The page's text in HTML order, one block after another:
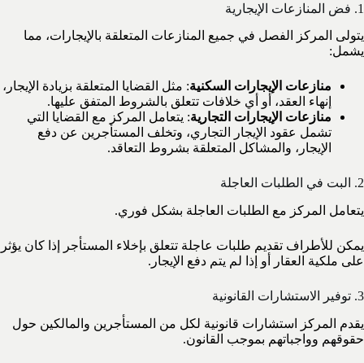
1. فض المنازعات الإيجارية
يتولى المركز الفصل في جميع المنازعات المتعلقة بالإيجارات، مما
يشمل:
منازعات الإيجارات السكنية: مثل القضايا المتعلقة بزيادة الإيجار،
إنهاء العقد، أو أي خلافات تتعلق بالشروط المتفق عليها.
منازعات الإيجارات التجارية: يتعامل المركز مع القضايا التي
تشمل عقود الإيجار التجاري، وتخلف المستأجرين عن دفع
الإيجار، والمشاكل المتعلقة بشروط التعاقد.
2. البت في الطلبات العاجلة
يتعامل المركز مع الطلبات العاجلة بشكل فوري.
يمكن للأطراف تقديم طلبات عاجلة تتعلق بإخلاء المستأجر إذا كان يؤثر
على ملكية العقار أو إذا لم يتم دفع الإيجار.
3. توفير الاستشارات القانونية
يقدم المركز استشارات قانونية لكل من المستأجرين والمالكين حول
حقوقهم وواجباتهم بموجب القانون.